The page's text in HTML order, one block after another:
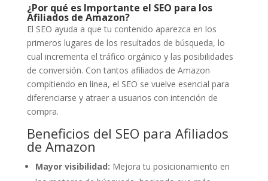
¿Por qué es Importante el SEO para los
Afiliados de Amazon?
El SEO ayuda a que tu contenido aparezca en los
primeros lugares de los resultados de búsqueda, lo
cual incrementa el tráfico orgánico y las posibilidades
de conversión. Con tantos afiliados de Amazon
compitiendo en línea, el SEO se vuelve esencial para
diferenciarse y atraer a usuarios con intención de
compra.
Beneficios del SEO para Afiliados
de Amazon
Mayor visibilidad: Mejora tu posicionamiento en